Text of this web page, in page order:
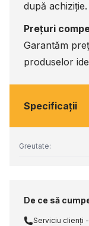
după achiziție.
Prețuri
Garantăm
produselor
Specificaţii
Greutate:
De ce să
Serviciu clienți -